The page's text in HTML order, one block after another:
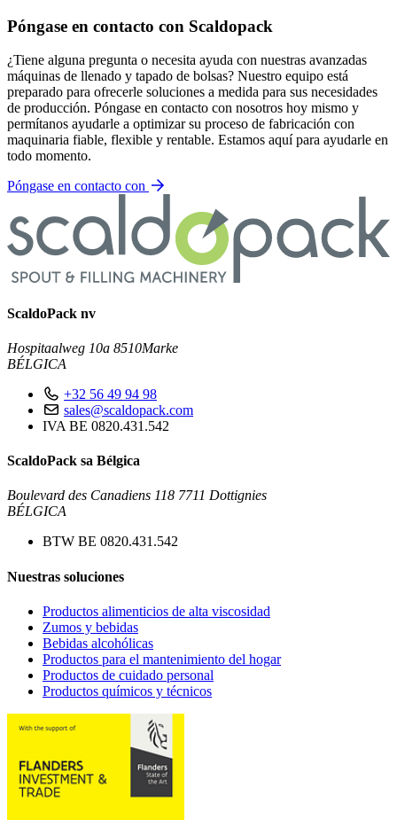
Póngase en contacto con Scaldopack
¿Tiene alguna pregunta o necesita ayuda con nuestras avanzadas
máquinas de llenado y tapado de bolsas? Nuestro equipo está
preparado para ofrecerle soluciones a medida para sus necesidades
de producción. Póngase en contacto con nosotros hoy mismo y
permítanos ayudarle a optimizar su proceso de fabricación con
maquinaria fiable, flexible y rentable. Estamos aquí para ayudarle en
todo momento.
Póngase en contacto con
ScaldoPack nv
Hospitaalweg 10a 8510Marke
BÉLGICA
+32 56 49 94 98
sales@scaldopack.com
IVA BE 0820.431.542
ScaldoPack sa Bélgica
Boulevard des Canadiens 118 7711 Dottignies
BÉLGICA
BTW BE 0820.431.542
Nuestras soluciones
Productos alimenticios de alta viscosidad
Zumos y bebidas
Bebidas alcohólicas
Productos para el mantenimiento del hogar
Productos de cuidado personal
Productos químicos y técnicos